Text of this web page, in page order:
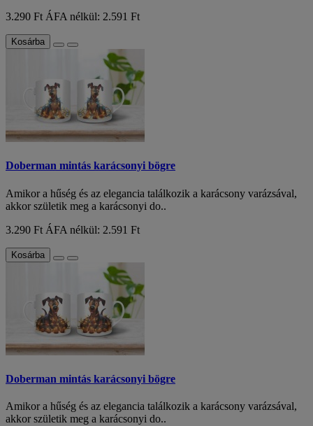
3.290 Ft ÁFA nélkül: 2.591 Ft
Kosárba
Doberman mintás karácsonyi bögre
Amikor a hűség és az elegancia találkozik a karácsony varázsával,
akkor születik meg a karácsonyi do..
3.290 Ft ÁFA nélkül: 2.591 Ft
Kosárba
Doberman mintás karácsonyi bögre
Amikor a hűség és az elegancia találkozik a karácsony varázsával,
akkor születik meg a karácsonyi do..